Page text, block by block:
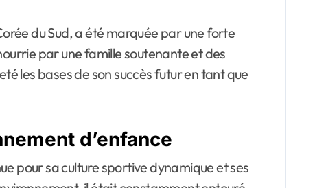
du Sud, a été marquée par une forte
par une famille soutenante et des
les bases de son succès futur en tant que
d’enfance
pour sa culture sportive dynamique et ses